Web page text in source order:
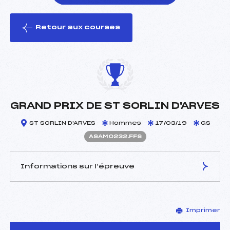
le ski
Retour aux courses
GRAND PRIX DE ST SORLIN D'ARVES
ST SORLIN D'ARVES Hommes 17/03/19 GS
ASAM0232.FFS
Informations sur l’épreuve
BAUDIN PHILIPPE ()
Arbitre :
MAGNIN PIERRE (SA)
Imprimer